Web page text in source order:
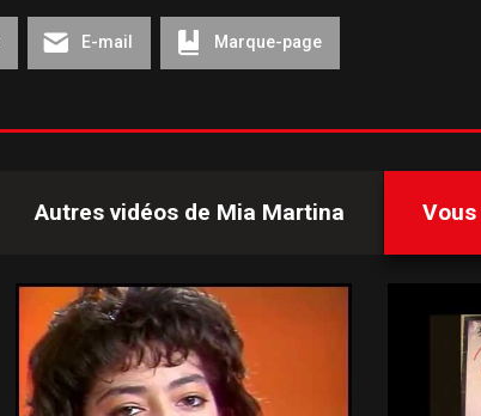
E-mail Marque-page
Autres vidéos de Mia Martina